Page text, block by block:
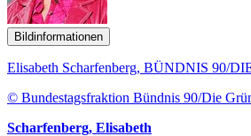
Bildinformationen
Elisabeth Scharfenberg, BÜNDNIS 90/
© Bundestagsfraktion Bündnis 90/Die
Scharfenberg, Elisabeth